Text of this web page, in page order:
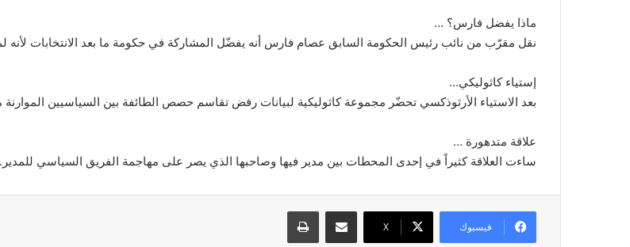
ماذا يفضل فارس؟ …
نقل مقرّب من نائب رئيس الحكومة السابق عصام فارس أنه يفضّل المشاركة في حكومة ما بعد الانتخابات لأنه لم
إستياء كاثوليكي…
بعد الاستياء الأرثوذكسي تحضّر مجموعة كاثوليكية لبيانات رفض تقاسم حصص الطائفة بين السياسيين
علاقة متدهورة …
ساءت العلاقة كثيراً في إحدى المحطات بين مدير فيها وصاحبها الذي يصر على مهاجمة الفريق السياسي للمدير.
فيسبوك ‫X
مشاركة عبر البريد طباعة